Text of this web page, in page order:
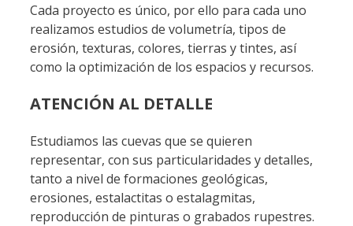
Cada proyecto es único, por ello para cada uno
realizamos estudios de volumetría, tipos de
erosión, texturas, colores, tierras y tintes, así
como la optimización de los espacios y recursos.
ATENCIÓN AL DETALLE
Estudiamos las cuevas que se quieren
representar, con sus particularidades y detalles,
tanto a nivel de formaciones geológicas,
erosiones, estalactitas o estalagmitas,
reproducción de pinturas o grabados rupestres.